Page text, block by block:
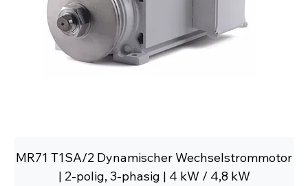
MR71 T1SA/2 Dynamischer Wechselstrommotor
| 2-polig, 3-phasig | 4 kW / 4,8 kW